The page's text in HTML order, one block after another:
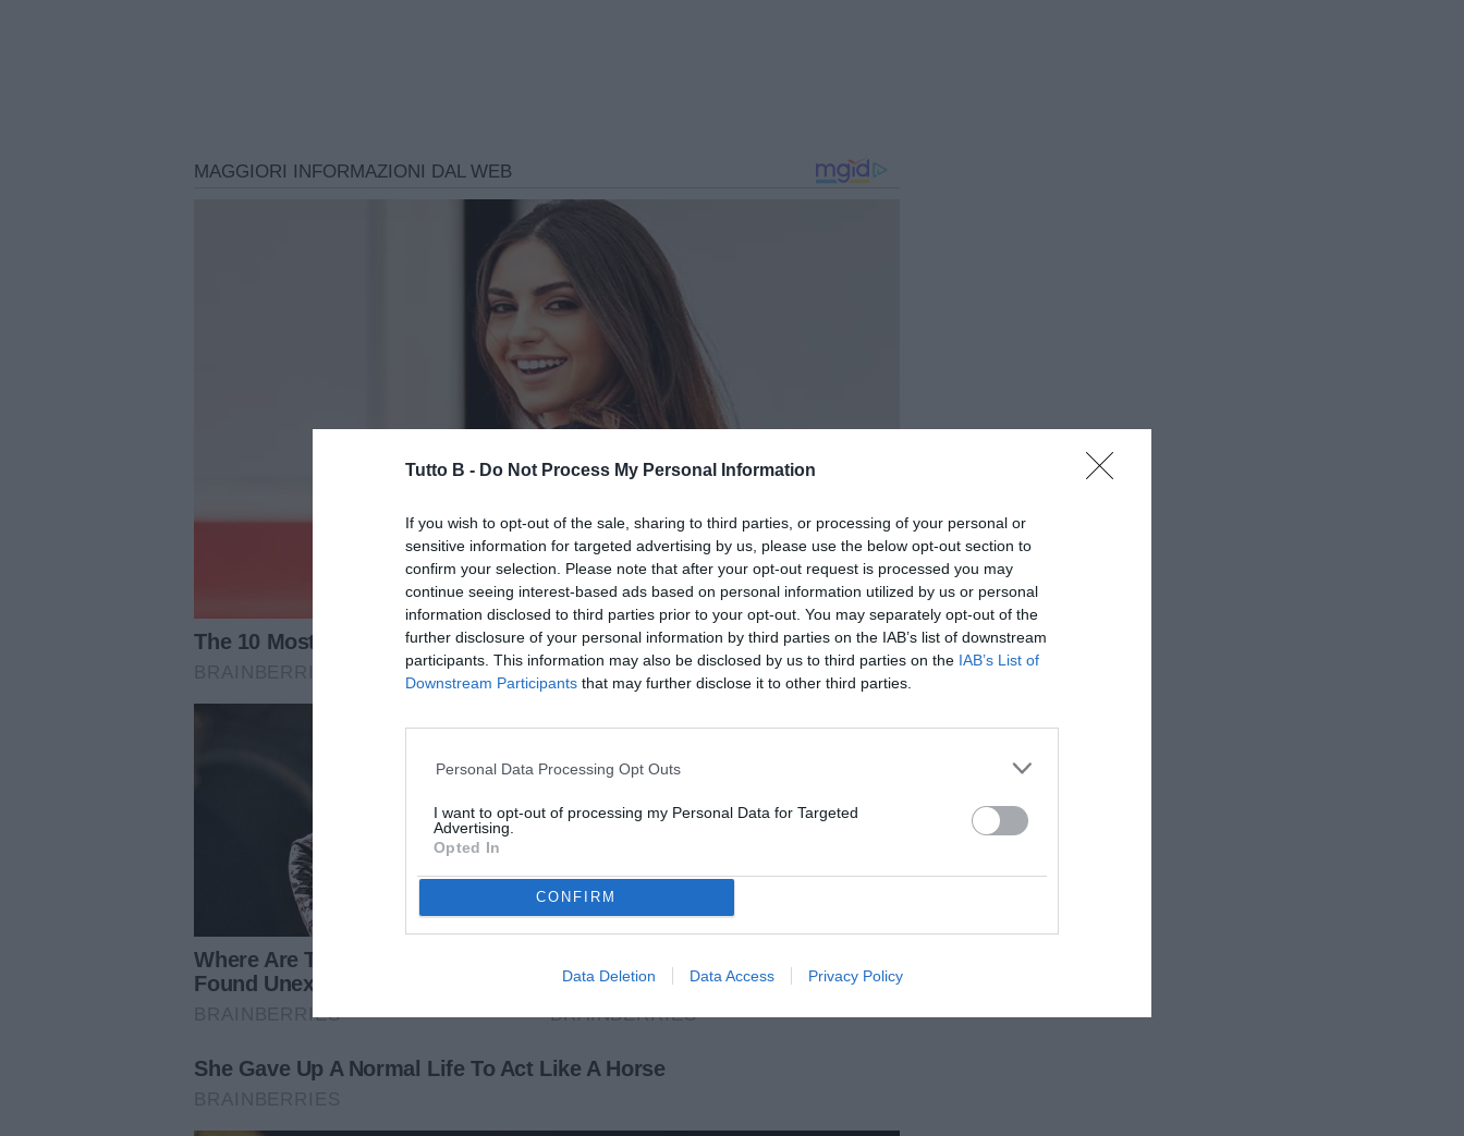
Tutto B - Do Not Process My Personal Information
If you wish to opt-out of the sale, sharing to third parties, or processing of your personal or
sensitive information for targeted advertising by us, please use the below opt-out section to
confirm your selection. Please note that after your opt-out request is processed you may
continue seeing interest-based ads based on personal information utilized by us or personal
information disclosed to third parties prior to your opt-out. You may separately opt-out of the
further disclosure of your personal information by third parties on the IAB’s list of downstream
participants. This information may also be disclosed by us to third parties on the IAB’s List of
Downstream Participants that may further disclose it to other third parties.
Personal Data Processing Opt Outs
I want to opt-out of processing my Personal Data for Targeted
Advertising.
Opted In
CONFIRM
Data Deletion Data Access Privacy Policy